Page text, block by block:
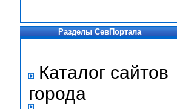
Разделы СевПортала
Каталог сайтов
города